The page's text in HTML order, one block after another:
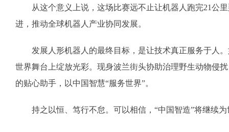
从这个意义上说，这场比赛远不止让机器人跑完21公里
进，推动全球机器人产业协同发展。
发展人形机器人的最终目标，是让技术真正服务于人。
世界舞台上绽放光彩。现身波兰街头协助治理野生动物侵
的贴心助手，以中国智慧“服务世界”。
持之以恒、笃行不怠。可以相信，“中国智造”将继续为